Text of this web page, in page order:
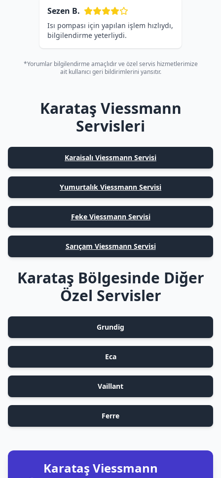
Sezen B.
Isı pompası için yapılan işlem hızlıydı,
bilgilendirme yeterliydi.
*Yorumlar bilgilendirme amaçlıdır ve özel servis hizmetlerimize
ait kullanıcı geri bildirimlerini yansıtır.
Karataş Viessmann
Servisleri
Karaisalı Viessmann Servisi
Yumurtalık Viessmann Servisi
Feke Viessmann Servisi
Sarıçam Viessmann Servisi
Karataş Bölgesinde Diğer
Özel Servisler
Grundig
Eca
Vaillant
Ferre
Karataş Viessmann